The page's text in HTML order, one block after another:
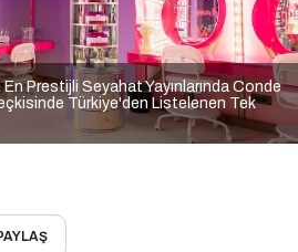
Prestijli Seyahat Yayınlarında Conde
Türkiye'den Listelenen Tek